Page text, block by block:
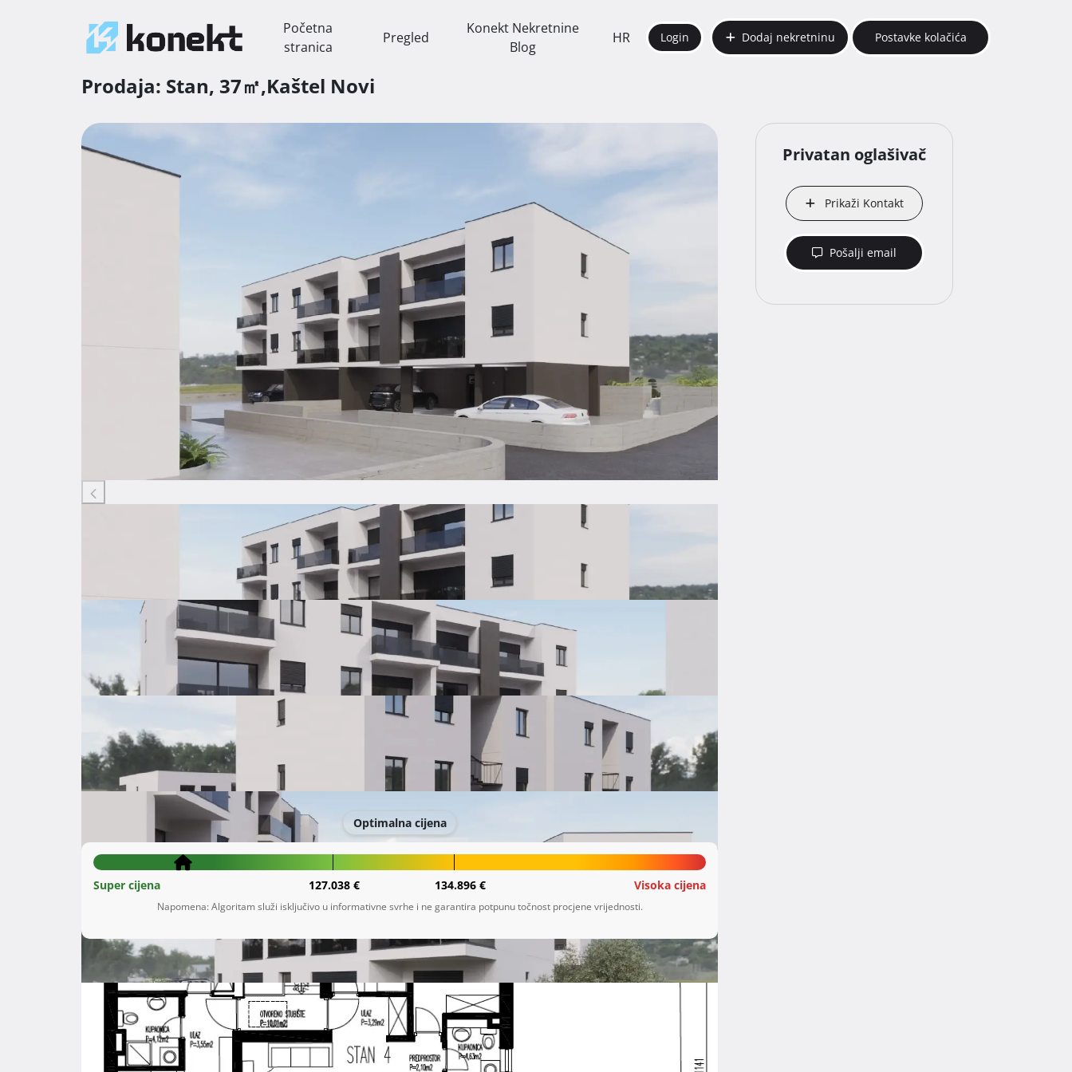
Početna
stranica
Pregled
Konekt Nekretnine
Blog
HR Login Dodaj nekretninu Postavke kolačića
Prodaja: Stan, 37㎡,Kaštel Novi
Kaštel Novi
Splitsko-dalmatinska županija
102.116 €
Optimalna cijena
Super cijena 127.038 € 134.896 € Visoka cijena
Napomena: Algoritam služi isključivo u informativne svrhe i ne garantira potpunu točnost procjene vrijednosti.
Opis
radimo na realizaciji projekta izgradnje tri zgrade.
Na ovoj zanimljivoj lokaciji nudimo moderno dizajnirane stanove različitih veličina, u rasponu od 50 m² do
Privatan oglašivač
Prikaži Kontakt
Pošalji email